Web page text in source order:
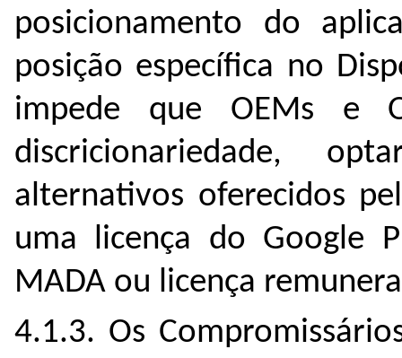
posicionamento do
posição específica no
impede que OEMs e
discricionariedade,
alternativos oferecidos
uma licença do Google
MADA ou licença
4.1.3. Os